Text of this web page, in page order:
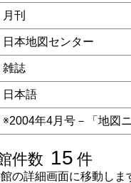
月刊
日本地図センター
雑誌
日本語
※2004年4月号－「地図
件数 15 件
の詳細画面に移動しま